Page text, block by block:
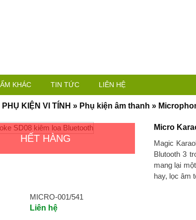
Micro
Magic
Blutooth 3
mang lại
hay, lọc âm
HẾT HÀNG
MICRO-001/541
Liên hệ
PHỤ KIỆN VI TÍNH » Phụ kiện âm thanh »
KHÁC TIN TỨC LIÊN HỆ